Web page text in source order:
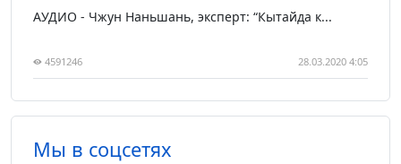
АУДИО - Чжун Наньшань, эксперт: “Кытайда к...
4591246 28.03.2020 4:05
Мы в соцсетях